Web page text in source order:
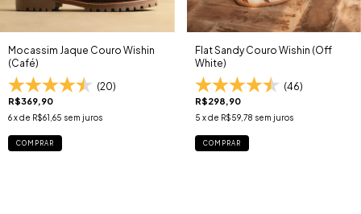
Mocassim Jaque Couro Wishin
(Café)
(20)
R$369,90
6x de R$61,65 sem juros
COMPRAR
Flat Sandy Couro Wishin (Off
White)
(46)
R$298,90
5 x de R$59,78 sem juros
COMPRAR